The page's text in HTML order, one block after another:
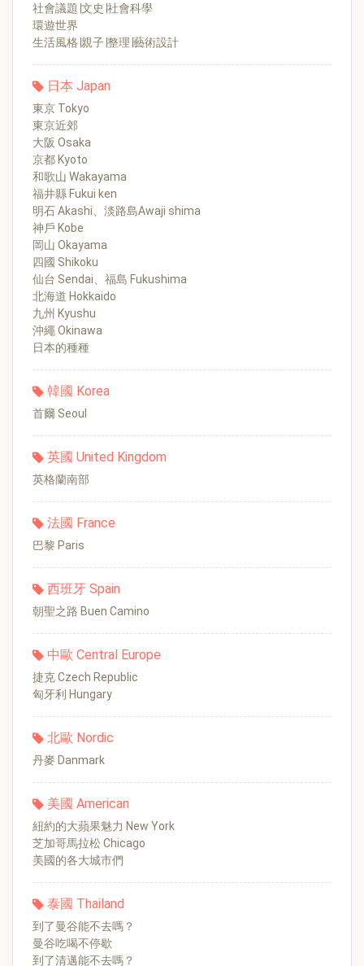
社會議題∣文史∣社會科學
環遊世界
生活風格∣親子∣整理∣藝術設計
日本 Japan
東京 Tokyo
東京近郊
大阪 Osaka
京都 Kyoto
和歌山 Wakayama
福井縣 Fukui ken
明石 Akashi、淡路島Awaji shima
神戶 Kobe
岡山 Okayama
四國 Shikoku
仙台 Sendai、福島 Fukushima
北海道 Hokkaido
九州 Kyushu
沖繩 Okinawa
日本的種種
韓國 Korea
首爾 Seoul
英國 United Kingdom
英格蘭南部
法國 France
巴黎 Paris
西班牙 Spain
朝聖之路 Buen Camino
中歐 Central Europe
捷克 Czech Republic
匈牙利 Hungary
北歐 Nordic
丹麥 Danmark
美國 American
紐約的大蘋果魅力 New York
芝加哥馬拉松 Chicago
美國的各大城市們
泰國 Thailand
到了曼谷能不去嗎？
曼谷吃喝不停歇
到了清邁能不去嗎？